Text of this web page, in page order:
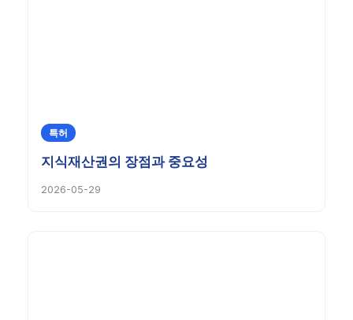
특허
지식재산권의 장점과 중요성
2026-05-29